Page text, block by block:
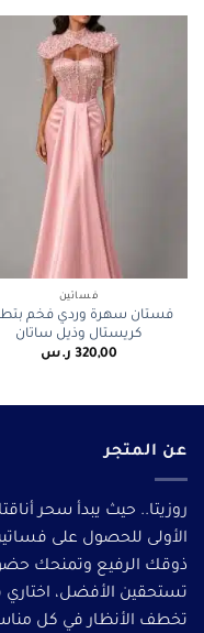
فساتين
فستان سهرة وردي فخم
كريستال وذيل ساتان
320,00 ر.س
عن المتجر
روزيتا.. حيث يبدأ سحر
الأولى للحصول على
ذوقك الرفيع وتمنحك
تستحقين الأفضل، اختاري
تخطف الأنظار في كل